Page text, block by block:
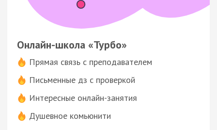
Онлайн-школа «Турбо»
Прямая связь с преподавателем
Письменные дз с проверкой
Интересные онлайн-занятия
Душевное комьюнити